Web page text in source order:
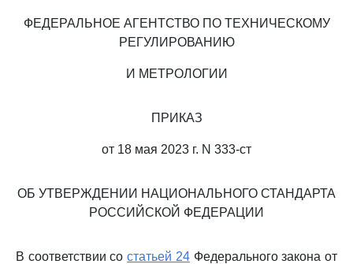
ФЕДЕРАЛЬНОЕ АГЕНТСТВО ПО ТЕХНИЧЕСКОМУ
РЕГУЛИРОВАНИЮ
И МЕТРОЛОГИИ
ПРИКАЗ
от 18 мая 2023 г. N 333-ст
ОБ УТВЕРЖДЕНИИ НАЦИОНАЛЬНОГО СТАНДАРТА
РОССИЙСКОЙ ФЕДЕРАЦИИ
В соответствии состатьей 24Федерального закона от